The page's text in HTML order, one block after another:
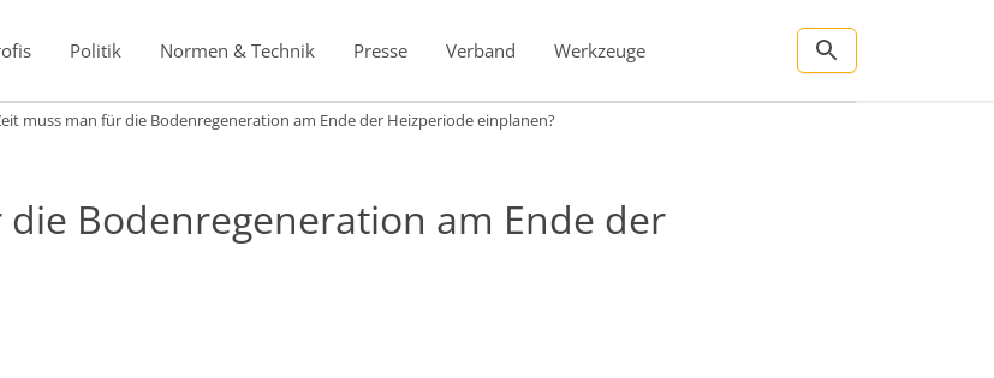
Politik Normen & Technik Presse Verband Werkzeuge
muss man für die Bodenregeneration am Ende der Heizperiode einplanen?
Bodenregeneration am Ende der